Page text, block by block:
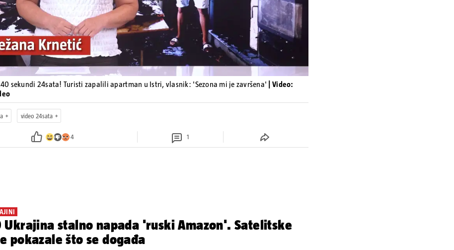
sekundi 24sata! Turisti zapalili apartman u Istri, vlasnik: 'Sezona mi je završena'
| Video:
video 24sata
4 1
Ukrajina stalno napada 'ruski Amazon'. Satelitske
pokazale što se događa